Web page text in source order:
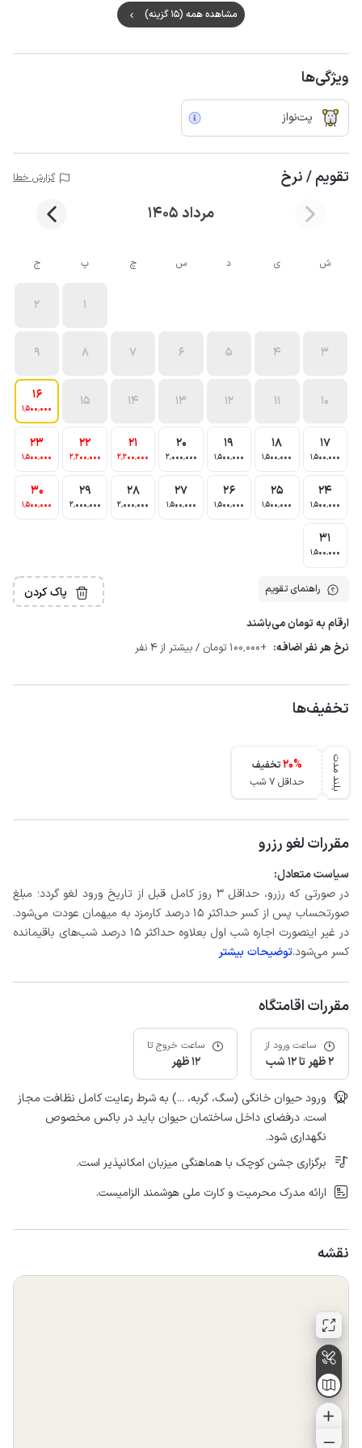
مشاهده همه (15 گزینه)
ویژگی‌ها
پت‌نواز
تقویم / نرخ گزارش خطا
مرداد 1405
ش ی د س چ پ ج
1
2
3
4
5
6
7
8
9
10
11
12
13
14
15
16
1٬500٬000
17
1٬500٬000
18
1٬500٬000
19
1٬500٬000
20
2٬000٬000
21
2٬200٬000
22
2٬200٬000
23
1٬500٬000
24
1٬500٬000
25
1٬500٬000
26
1٬500٬000
27
1٬500٬000
28
2٬000٬000
29
2٬000٬000
30
1٬500٬000
31
1٬500٬000
راهنمای تقویم پاک کردن
ارقام به تومان می‌باشند
نرخ هر نفر اضافه: +100٬000 تومان / بیشتر از 4 نفر
تخفیف‌ها
بلند مدت 20%
تخفیف
حداقل 7 شب
مقررات لغو رزرو
سیاست متعادل:
در صورتی که رزرو، حداقل 3 روز کامل قبل از تاریخ ورود لغو گردد؛ مبلغ
صورتحساب پس از کسر حداکثر 15 درصد کارمزد به میهمان عودت می‌شود.
در غیر اینصورت اجاره شب اول بعلاوه حداکثر 15 درصد شب‌های باقیمانده
کسر می‌شود.توضیحات بیشتر
مقررات اقامتگاه
ساعت ورود از
2 ظهر تا 12 شب
ساعت خروج تا
12 ظهر
ورود حیوان خانگی (سگ، گربه، ...) به شرط رعایت کامل نظافت مجاز
است. درفضای داخل ساختمان حیوان باید در باکس مخصوص
نگهداری شود.
برگزاری جشن کوچک با هماهنگی میزبان امکانپذیر است.
ارائه مدرک محرمیت و کارت ملی هوشمند الزامیست.
نقشه